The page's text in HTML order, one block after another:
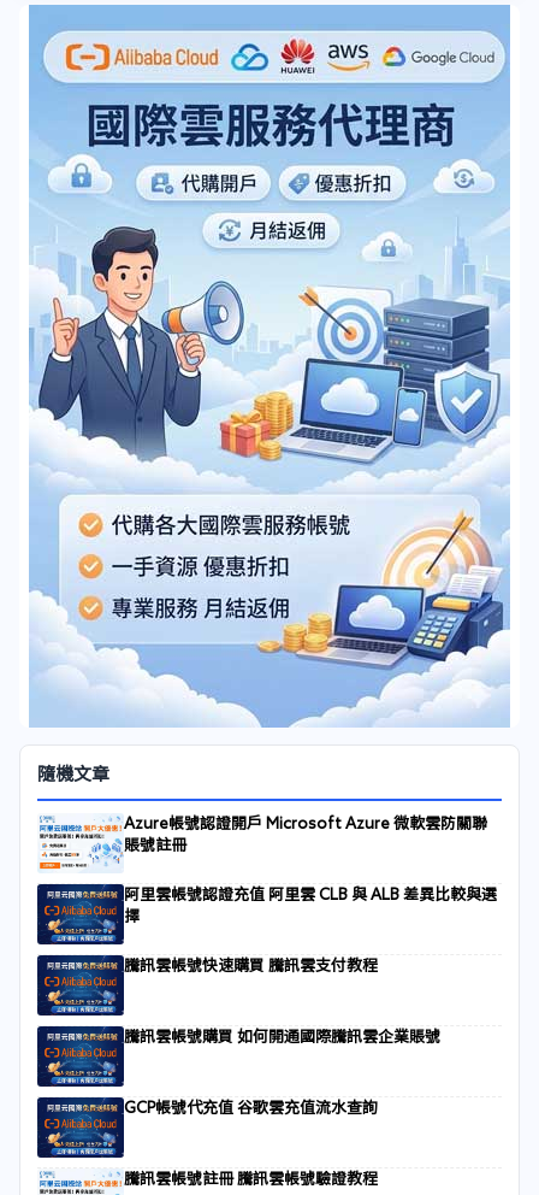
隨機文章
Azure帳號認證開戶 Microsoft Azure 微軟雲防關聯
賬號註冊
阿里雲帳號認證充值 阿里雲 CLB 與 ALB 差異比較與選
擇
騰訊雲帳號快速購買 騰訊雲支付教程
騰訊雲帳號購買 如何開通國際騰訊雲企業賬號
GCP帳號代充值 谷歌雲充值流水查詢
騰訊雲帳號註冊 騰訊雲帳號驗證教程